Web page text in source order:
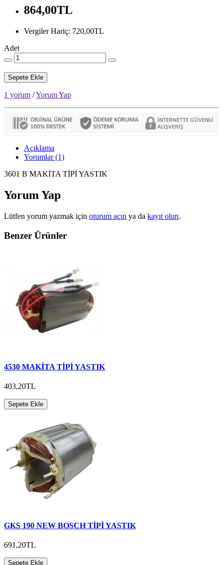
864,00TL
Vergiler Hariç: 720,00TL
Adet
Sepete Ekle
1 yorum /Yorum Yap
Açıklama
Yorumlar (1)
3601 B MAKİTA TİPİ YASTIK
Yorum Yap
Lütfen yorum yazmak için oturum açın ya da kayıt olun.
Benzer Ürünler
4530 MAKİTA TİPİ YASTIK
403,20TL
Sepete Ekle
GKS 190 NEW BOSCH TİPİ YASTIK
691,20TL
Sepete Ekle